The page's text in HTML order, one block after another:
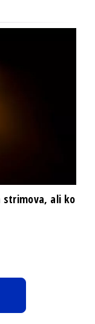
strimova, ali ko